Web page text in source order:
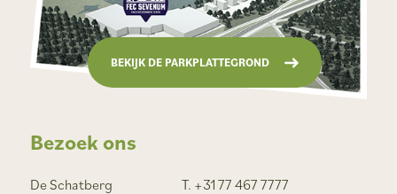
Bezoek ons
De Schatberg
T. +31 77 467 7777
BEKIJK DE PARKPLATTEGROND